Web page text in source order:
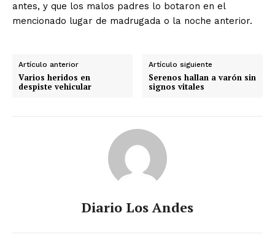
antes, y que los malos padres lo botaron en el
mencionado lugar de madrugada o la noche anterior.
Artículo anterior
Varios heridos en
despiste vehicular
Artículo siguiente
Serenos hallan a varón sin
signos vitales
Diario Los Andes